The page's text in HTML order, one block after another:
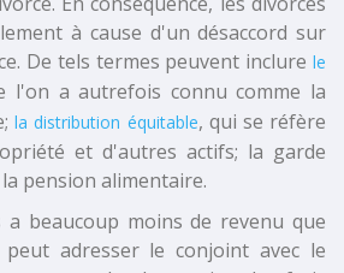
à cause d'un désaccord sur
De tels termes peuvent inclure le
l'on a autrefois connu comme la
la distribution équitable, qui se réfère
et d'autres actifs; la garde
pension alimentaire.
beaucoup moins de revenu que
adresser le conjoint avec le